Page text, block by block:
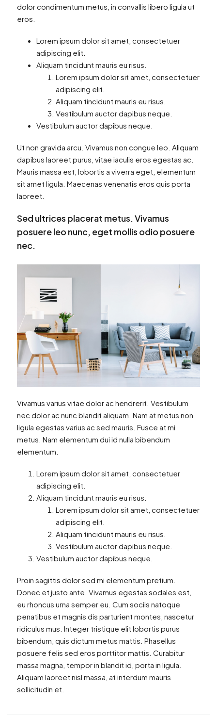
dolor condimentum metus, in convallis libero ligula ut
eros.
Lorem ipsum dolor sit amet, consectetuer
adipiscing elit.
Aliquam tincidunt mauris eu risus.
Lorem ipsum dolor sit amet, consectetuer
adipiscing elit.
Aliquam tincidunt mauris eu risus.
Vestibulum auctor dapibus neque.
Vestibulum auctor dapibus neque.
Ut non gravida arcu. Vivamus non congue leo. Aliquam
dapibus laoreet purus, vitae iaculis eros egestas ac.
Mauris massa est, lobortis a viverra eget, elementum
sit amet ligula. Maecenas venenatis eros quis porta
laoreet.
Sed ultrices placerat metus. Vivamus
posuere leo nunc, eget mollis odio posuere
nec.
Vivamus varius vitae dolor ac hendrerit. Vestibulum
nec dolor ac nunc blandit aliquam. Nam at metus non
ligula egestas varius ac sed mauris. Fusce at mi
metus. Nam elementum dui id nulla bibendum
elementum.
Lorem ipsum dolor sit amet, consectetuer
adipiscing elit.
Aliquam tincidunt mauris eu risus.
Lorem ipsum dolor sit amet, consectetuer
adipiscing elit.
Aliquam tincidunt mauris eu risus.
Vestibulum auctor dapibus neque.
Vestibulum auctor dapibus neque.
Proin sagittis dolor sed mi elementum pretium.
Donec et justo ante. Vivamus egestas sodales est,
eu rhoncus urna semper eu. Cum sociis natoque
penatibus et magnis dis parturient montes, nascetur
ridiculus mus. Integer tristique elit lobortis purus
bibendum, quis dictum metus mattis. Phasellus
posuere felis sed eros porttitor mattis. Curabitur
massa magna, tempor in blandit id, porta in ligula.
Aliquam laoreet nisl massa, at interdum mauris
sollicitudin et.